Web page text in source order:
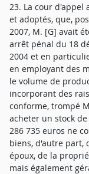
23. La cour d'appel
et adoptés, que,
2007, M. [G] avait
arrêt pénal du 18
2004 et en
en employant des
le volume de
incorporant des
conforme, trompé
acheter un stock
286 735 euros ne
biens, d'autre part,
époux, de la
mais également